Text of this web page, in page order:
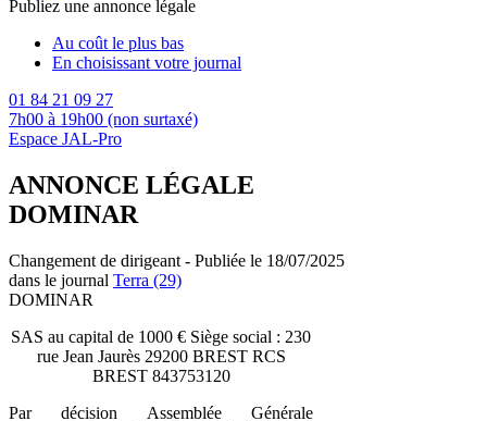
Publiez une annonce légale
Au coût le plus bas
En choisissant votre journal
01 84 21 09 27
7h00 à 19h00 (non surtaxé)
Espace JAL-Pro
ANNONCE LÉGALE
DOMINAR
Changement de dirigeant - Publiée le 18/07/2025
dans le journal Terra (29)
DOMINAR
SAS au capital de 1000 € Siège social : 230
rue Jean Jaurès 29200 BREST RCS
BREST 843753120
Par décision Assemblée Générale